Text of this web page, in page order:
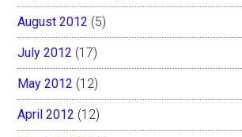
August 2012 (5)
July 2012 (17)
May 2012 (12)
April 2012 (12)